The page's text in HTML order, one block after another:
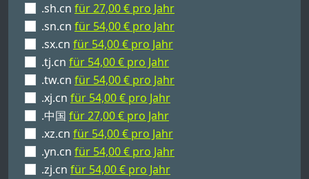
.sh.cn für 27,00 € pro Jahr
.sn.cn für 54,00 € pro Jahr
.sx.cn für 54,00 € pro Jahr
.tj.cn für 54,00 € pro Jahr
.tw.cn für 54,00 € pro Jahr
.xj.cn für 54,00 € pro Jahr
.中国 für 27,00 € pro Jahr
.xz.cn für 54,00 € pro Jahr
.yn.cn für 54,00 € pro Jahr
.zj.cn für 54,00 € pro Jahr